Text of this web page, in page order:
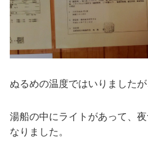
ぬるめの温度ではいりましたが
湯船の中にライトがあって、
なりました。